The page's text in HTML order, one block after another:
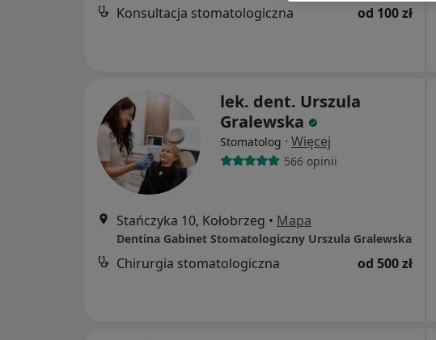
Konsultacja stomatologiczna od 100 zł
lek. dent. Urszula
Gralewska
Stomatolog · Więcej
566 opinii
Stańczyka 10, Kołobrzeg • Mapa
Dentina Gabinet Stomatologiczny Urszula Gralewska
Chirurgia stomatologiczna od 500 zł